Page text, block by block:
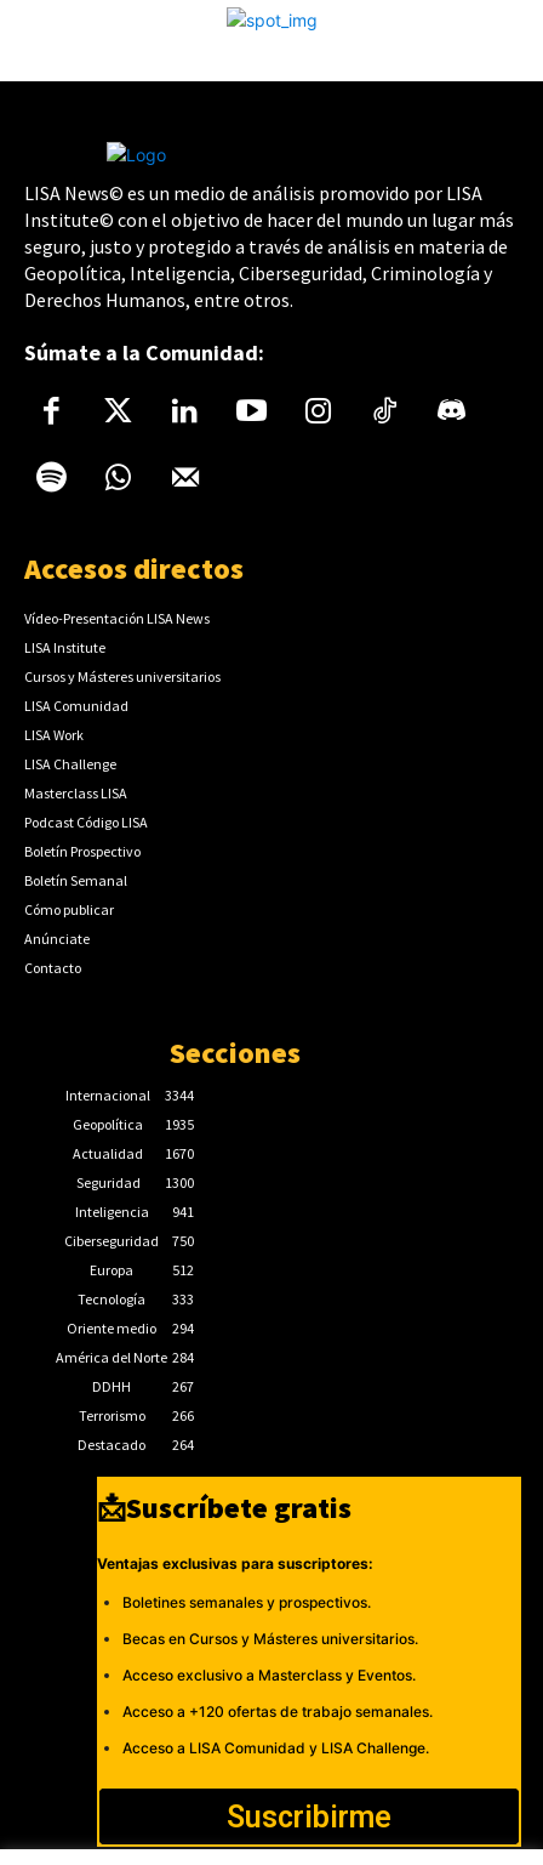
LISA News© es un medio de análisis promovido por LISA
Institute© con el objetivo de hacer del mundo un lugar más
seguro, justo y protegido a través de análisis en materia de
Geopolítica, Inteligencia, Ciberseguridad, Criminología y
Derechos Humanos, entre otros.
Súmate a la Comunidad:
Accesos directos
Vídeo-Presentación LISA News
LISA Institute
Cursos y Másteres universitarios
LISA Comunidad
LISA Work
LISA Challenge
Masterclass LISA
Podcast Código LISA
Boletín Prospectivo
Boletín Semanal
Cómo publicar
Anúnciate
Contacto
Secciones
Internacional
3344
Geopolítica
1935
Actualidad
1670
Seguridad
1300
Inteligencia
941
Ciberseguridad
750
Europa
512
Tecnología
333
Oriente medio
294
América del Norte 284
DDHH
267
Terrorismo
266
Destacado
264
📩Suscríbete gratis
Ventajas exclusivas para suscriptores:
Boletines semanales y prospectivos.
Becas en Cursos y Másteres universitarios.
Acceso exclusivo a Masterclass y Eventos.
Acceso a +120 ofertas de trabajo semanales.
Acceso a LISA Comunidad y LISA Challenge.
Suscribirme